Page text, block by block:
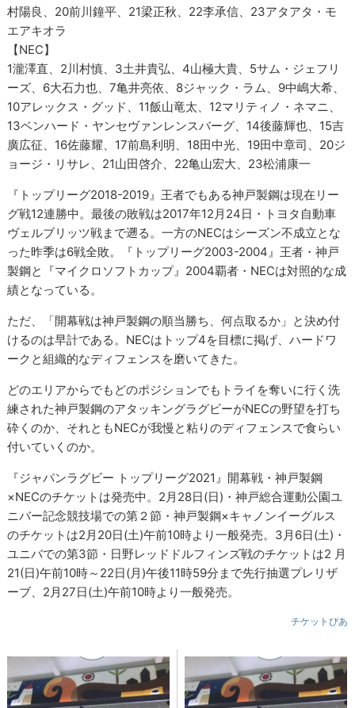
村陽良、20前川鐘平、21梁正秋、22李承信、23アタアタ・モ
エアキオラ
【NEC】
1瀧澤直、2川村慎、3土井貴弘、4山極大貴、5サム・ジェフリ
ーズ、6大石力也、7亀井亮依、8ジャック・ラム、9中嶋大希、
10アレックス・グッド、11飯山竜太、12マリティノ・ネマニ、
13ベンハード・ヤンセヴァンレンスバーグ、14後藤輝也、15吉
廣広征、16佐藤耀、17前島利明、18田中光、19田中章司、20ジ
ョージ・リサレ、21山田啓介、22亀山宏大、23松浦康一
『トップリーグ2018-2019』王者でもある神戸製鋼は現在リー
グ戦12連勝中。最後の敗戦は2017年12月24日・トヨタ自動車
ヴェルブリッツ戦まで遡る。一方のNECはシーズン不成立とな
った昨季は6戦全敗。『トップリーグ2003-2004』王者・神戸
製鋼と『マイクロソフトカップ』2004覇者・NECは対照的な成
績となっている。
ただ、「開幕戦は神戸製鋼の順当勝ち、何点取るか」と決め付
けるのは早計である。NECはトップ4を目標に掲げ、ハードワ
ークと組織的なディフェンスを磨いてきた。
どのエリアからでもどのポジションでもトライを奪いに行く洗
練された神戸製鋼のアタッキングラグビーがNECの野望を打ち
砕くのか、それともNECが我慢と粘りのディフェンスで食らい
付いていくのか。
『ジャパンラグビー トップリーグ2021』開幕戦・神戸製鋼
×NECのチケットは発売中。2月28日(日)・神戸総合運動公園ユ
ニバー記念競技場での第２節・神戸製鋼×キャノンイーグルス
のチケットは2月20日(土)午前10時より一般発売。3月6日(土)・
ユニバでの第3節・日野レッドドルフィンズ戦のチケットは2 月
21(日)午前10時～22日(月)午後11時59分まで先行抽選プレリザ
ーブ、2月27日(土)午前10時より一般発売。
チケットぴあ